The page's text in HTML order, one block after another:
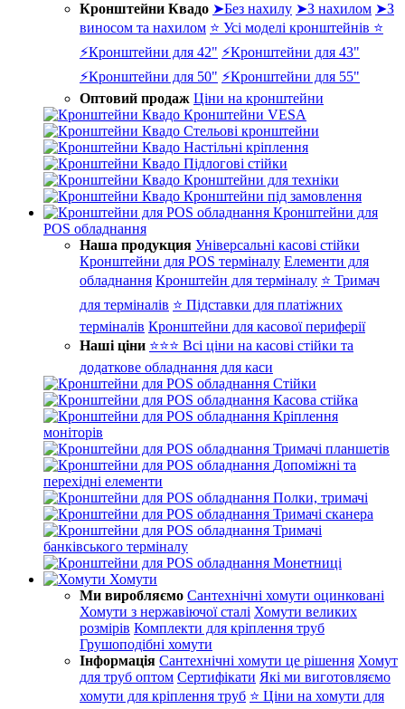
Кронштейни Квадо ➤Без нахилу ➤З нахилом ➤З
виносом та нахилом ⭐ Усі моделі кронштейнів ⭐
⚡Кронштейни для 42" ⚡Кронштейни для 43"
⚡Кронштейни для 50" ⚡Кронштейни для 55"
Оптовий продаж Ціни на кронштейни
Кронштейни VESA
Стельові кронштейни
Настільні кріплення
Підлогові стійки
Кронштейни для техніки
Кронштейни під замовлення
Кронштейни для
POS обладнання
Наша продукция Універсальні касові стійки
Кронштейни для POS терміналу Елементи для
обладнання Кронштейн для терміналу ⭐ Тримач
для терміналів ⭐ Підставки для платіжних
терміналів Кронштейни для касової периферії
Наші ціни ⭐⭐⭐ Всі ціни на касові стійки та
додаткове обладнання для каси
Стійки
Касова стійка
Кріплення
моніторів
Тримачі планшетів
Допоміжні та
перехідні елементи
Полки, тримачі
Тримачі сканера
Тримачі
банківського терміналу
Монетниці
Хомути
Ми виробляємо Сантехнічні хомути оцинковані
Хомути з нержавіючої сталі Хомути великих
розмірів Комплекти для кріплення труб
Грушоподібні хомути
Інформація Сантехнічні хомути це рішення Хомут
для труб оптом Сертифікати Які ми виготовляємо
хомути для кріплення труб ⭐ Ціни на хомути для